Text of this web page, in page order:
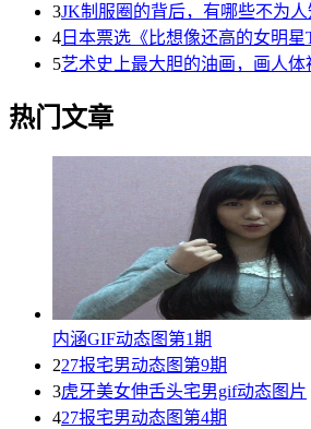
3JK制服圈的背后，有哪些不为
4 日本票选《比想像还高的女明星
5艺术史上最大胆的油画，画人体
热门文章
内涵GIF动态图第1期
227报宅男动态图第9期
3虎牙美女伸舌头宅男gif动态图片
427报宅男动态图第4期